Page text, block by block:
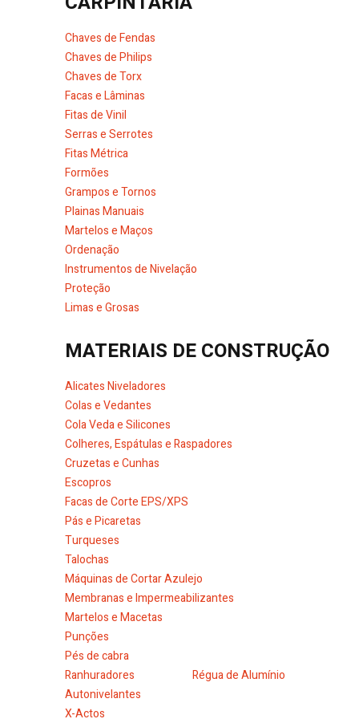
Chaves de Fendas
Chaves de Philips
Chaves de Torx
Facas e Lâminas
Fitas de Vinil
Serras e Serrotes
Fitas Métrica
Formões
Grampos e Tornos
Plainas Manuais
Martelos e Maços
Ordenação
Instrumentos de Nivelação
Proteção
Limas e Grosas
MATERIAIS DE CONSTRUÇÃO
Alicates Niveladores
Colas e Vedantes
Cola Veda e Silicones
Colheres, Espátulas e Raspadores
Cruzetas e Cunhas
Escopros
Facas de Corte EPS/XPS
Pás e Picaretas
Turqueses
Talochas
Máquinas de Cortar Azulejo
Membranas e Impermeabilizantes
Martelos e Macetas
Punções
Pés de cabra
Ranhuradores
Régua de Alumínio
Autonivelantes
X-Actos